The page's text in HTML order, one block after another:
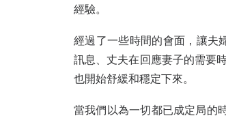
經驗。
經過了一些時間的會面，讓夫
訊息、丈夫在回應妻子的需要
也開始舒緩和穩定下來。
當我們以為一切都已成定局的